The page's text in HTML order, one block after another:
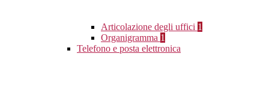
Articolazione degli uffici 1
Organigramma 1
Telefono e posta elettronica